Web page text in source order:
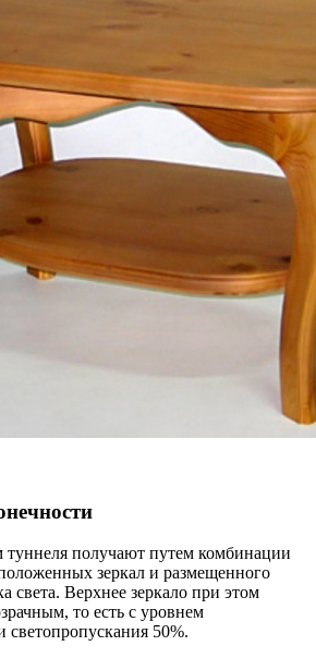
туннеля получают путем комбинации
зеркал и размещенного
света. Верхнее зеркало при этом
то есть с уровнем
светопропускания 50%.